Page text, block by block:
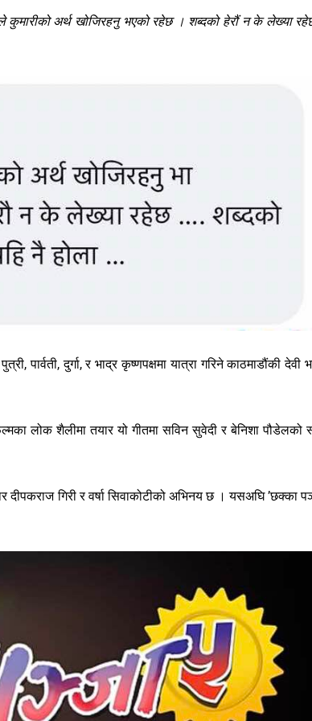
कुमारीको अर्थ खोजिरहनु भएको रहेछ । शब्दको हेरौं न के लेख्या
पार्वती, दुर्गा, र भाद्र कृष्णपक्षमा यात्रा गरिने काठमाडौंकी देवी
लोक शैलीमा तयार यो गीतमा सविन सुवेदी र बेनिशा पौडेलको
दीपकराज गिरी र वर्षा सिवाकोटीको अभिनय छ । यसअघि ’छक्का